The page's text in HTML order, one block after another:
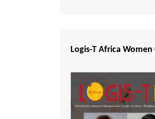
Logis-T Africa Women